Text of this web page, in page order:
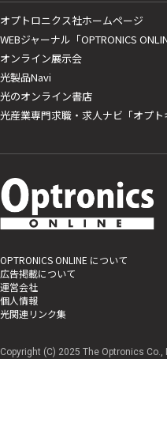
オプトロニクス社ホームページ
WEBジャーナル「OPTRONICS
オンライン展示会
光製品Navi
光のオンライン書店
光産業専門求職・求人ナビ「オプト
OPTRONICS ONLINE について
広告掲載について
運営会社
個人情報
光関連リンク集
Copyright (C) 2025 The Optronics